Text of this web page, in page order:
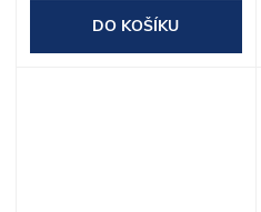
DO KOŠÍKU